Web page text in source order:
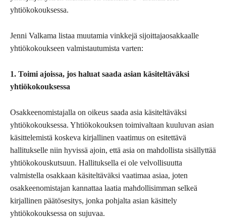
yhtiökokouksessa.
Jenni Valkama listaa muutamia vinkkejä sijoittajaosakkaalle
yhtiökokoukseen valmistautumista varten:
1. Toimi ajoissa, jos haluat saada asian käsiteltäväksi
yhtiökokouksessa
Osakkeenomistajalla on oikeus saada asia käsiteltäväksi
yhtiökokouksessa. Yhtiökokouksen toimivaltaan kuuluvan asian
käsittelemistä koskeva kirjallinen vaatimus on esitettävä
hallitukselle niin hyvissä ajoin, että asia on mahdollista sisällyttää
yhtiökokouskutsuun. Hallituksella ei ole velvollisuutta
valmistella osakkaan käsiteltäväksi vaatimaa asiaa, joten
osakkeenomistajan kannattaa laatia mahdollisimman selkeä
kirjallinen päätösesitys, jonka pohjalta asian käsittely
yhtiökokouksessa on sujuvaa.